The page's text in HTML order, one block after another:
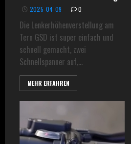
2025-04-09 0
Die Lenkerhöhenverstellung am
Tern GSD ist super einfach und
schnell gemacht, zwei
Schnellspanner auf,...
MEHR ERFAHREN